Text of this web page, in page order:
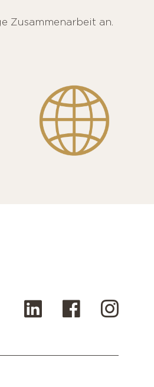
Zusammenarbeit an.